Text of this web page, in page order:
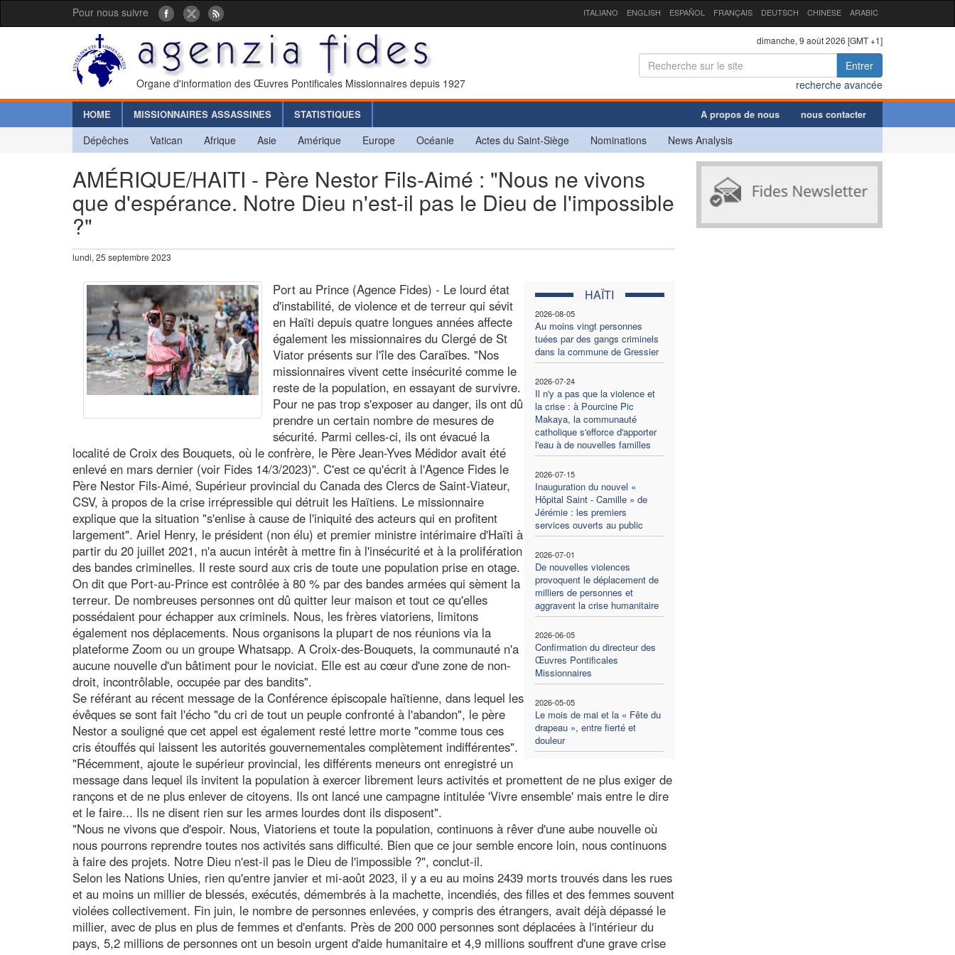
Pour nous suivre ITALIANO ENGLISH ESPAÑOL FRANÇAIS DEUTSCH CHINESE ARABIC
Organe d'information des Œuvres Pontificales Missionnaires depuis 1927
dimanche, 9 août 2026 [GMT +1]
Entrer
recherche avancée
HOME MISSIONNAIRES ASSASSINES STATISTIQUES A propos de nous nous contacter
Dépêches Vatican Afrique Asie Amérique Europe Océanie Actes du Saint-Siège Nominations News Analysis
AMÉRIQUE/HAITI - Père Nestor Fils-Aimé : "Nous ne vivons
que d'espérance. Notre Dieu n'est-il pas le Dieu de l'impossible
?"
lundi, 25 septembre 2023
HAÏTI
2026-08-05
Au moins vingt personnes
tuées par des gangs criminels
dans la commune de Gressier
2026-07-24
Il n'y a pas que la violence et
la crise : à Pourcine Pic
Makaya, la communauté
catholique s'efforce d'apporter
l'eau à de nouvelles familles
2026-07-15
Inauguration du nouvel «
Hôpital Saint - Camille » de
Jérémie : les premiers
services ouverts au public
2026-07-01
De nouvelles violences
provoquent le déplacement de
milliers de personnes et
aggravent la crise humanitaire
2026-06-05
Confirmation du directeur des
Œuvres Pontificales
Missionnaires
2026-05-05
Le mois de mai et la « Fête du
drapeau », entre fierté et
douleur
Port au Prince (Agence Fides) - Le lourd état
d'instabilité, de violence et de terreur qui sévit
en Haïti depuis quatre longues années affecte
également les missionnaires du Clergé de St
Viator présents sur l'île des Caraïbes. "Nos
missionnaires vivent cette insécurité comme le
reste de la population, en essayant de survivre.
Pour ne pas trop s'exposer au danger, ils ont dû
prendre un certain nombre de mesures de
sécurité. Parmi celles-ci, ils ont évacué la
localité de Croix des Bouquets, où le confrère, le Père Jean-Yves Médidor avait été
enlevé en mars dernier (voir Fides 14/3/2023)". C'est ce qu'écrit à l'Agence Fides le
Père Nestor Fils-Aimé, Supérieur provincial du Canada des Clercs de Saint-Viateur,
CSV, à propos de la crise irrépressible qui détruit les Haïtiens. Le missionnaire
explique que la situation "s'enlise à cause de l'iniquité des acteurs qui en profitent
largement". Ariel Henry, le président (non élu) et premier ministre intérimaire d'Haïti à
partir du 20 juillet 2021, n'a aucun intérêt à mettre fin à l'insécurité et à la prolifération
des bandes criminelles. Il reste sourd aux cris de toute une population prise en otage.
On dit que Port-au-Prince est contrôlée à 80 % par des bandes armées qui sèment la
terreur. De nombreuses personnes ont dû quitter leur maison et tout ce qu'elles
possédaient pour échapper aux criminels. Nous, les frères viatoriens, limitons
également nos déplacements. Nous organisons la plupart de nos réunions via la
plateforme Zoom ou un groupe Whatsapp. A Croix-des-Bouquets, la communauté n'a
aucune nouvelle d'un bâtiment pour le noviciat. Elle est au cœur d'une zone de non-
droit, incontrôlable, occupée par des bandits".
Se référant au récent message de la Conférence épiscopale haïtienne, dans lequel les
évêques se sont fait l'écho "du cri de tout un peuple confronté à l'abandon", le père
Nestor a souligné que cet appel est également resté lettre morte "comme tous ces
cris étouffés qui laissent les autorités gouvernementales complètement indifférentes".
"Récemment, ajoute le supérieur provincial, les différents meneurs ont enregistré un
message dans lequel ils invitent la population à exercer librement leurs activités et promettent de ne plus exiger de
rançons et de ne plus enlever de citoyens. Ils ont lancé une campagne intitulée 'Vivre ensemble' mais entre le dire
et le faire... Ils ne disent rien sur les armes lourdes dont ils disposent".
"Nous ne vivons que d'espoir. Nous, Viatoriens et toute la population, continuons à rêver d'une aube nouvelle où
nous pourrons reprendre toutes nos activités sans difficulté. Bien que ce jour semble encore loin, nous continuons
à faire des projets. Notre Dieu n'est-il pas le Dieu de l'impossible ?", conclut-il.
Selon les Nations Unies, rien qu'entre janvier et mi-août 2023, il y a eu au moins 2439 morts trouvés dans les rues
et au moins un millier de blessés, exécutés, démembrés à la machette, incendiés, des filles et des femmes souvent
violées collectivement. Fin juin, le nombre de personnes enlevées, y compris des étrangers, avait déjà dépassé le
millier, avec de plus en plus de femmes et d'enfants. Près de 200 000 personnes sont déplacées à l'intérieur du
pays, 5,2 millions de personnes ont un besoin urgent d'aide humanitaire et 4,9 millions souffrent d'une grave crise